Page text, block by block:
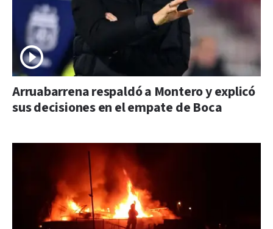
Arruabarrena respaldó a Montero y explicó
sus decisiones en el empate de Boca